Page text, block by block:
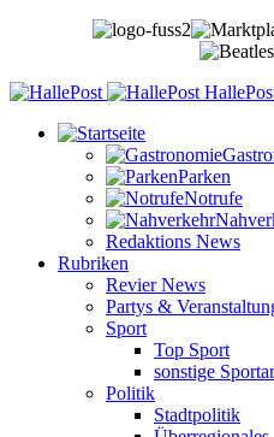
Parken
Notrufe
Redaktions News
Rubriken
Revier News
Partys &
Sport
Top Sport
sonstige
Politik
Stadtpolitik